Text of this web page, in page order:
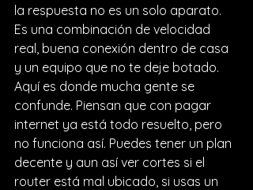
la respuesta no es un solo aparato.
Es una combinación de velocidad
real, buena conexión dentro de casa
y un equipo que no te deje botado.
Aquí es donde mucha gente se
confunde. Piensan que con pagar
internet ya está todo resuelto, pero
no funciona así. Puedes tener un plan
decente y aun así ver cortes si el
router está mal ubicado, si usas un